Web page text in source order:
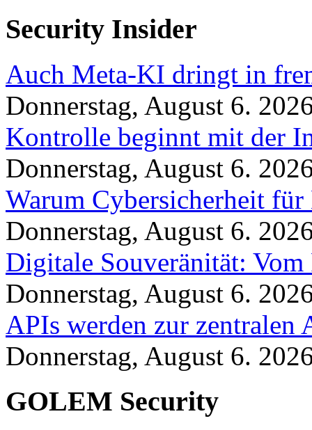
Security Insider
Auch Meta-KI dringt in
Donnerstag, August 6.
Kontrolle beginnt mit der
Donnerstag, August 6.
Warum Cybersicherheit für
Donnerstag, August 6.
Digitale Souveränität:
Donnerstag, August 6.
APIs werden zur
Donnerstag, August 6.
GOLEM Security